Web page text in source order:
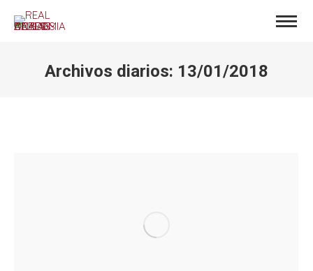
Archivos diarios: 13/01/2018